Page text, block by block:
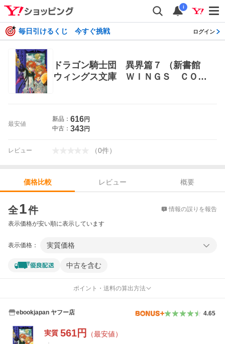
i
毎日引けるくじ 今すぐ挑戦 ログイン
ドラゴン騎士団 異界篇７ （新書館
ウィングス文庫 ＷＩＮＧＳ ＣＯＭ
最安値
新品： 616円
中古： 343円
レビュー （0件）
価格比較 レビュー
概要
全1件 情報の誤りを報告
表示価格が安い順に表示しています
表示価格： 実質価格
中古を含む
ポイント・送料の算出方法
ebookjapan ヤフー店 4.65
実質 561円 （最安値）